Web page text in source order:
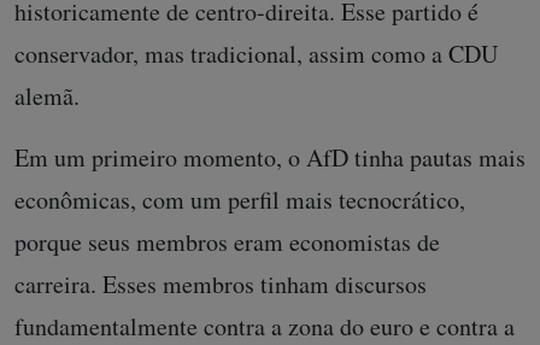
historicamente de centro-direita. Esse partido é
conservador, mas tradicional, assim como a CDU
alemã.
Em um primeiro momento, o AfD tinha pautas mais
econômicas, com um perfil mais tecnocrático,
porque seus membros eram economistas de
carreira. Esses membros tinham discursos
fundamentalmente contra a zona do euro e contra a